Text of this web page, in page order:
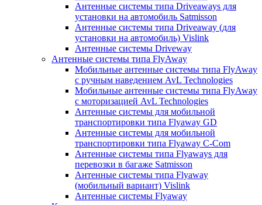
Антенные системы типа Driveaways для
установки на автомобиль Satmisson
Антенные системы типа Driveaway (для
установки на автомобиль) Vislink
Антенные системы Driveway
Антенные системы типа FlyAway
Мобильные антенные системы типа FlyAway
с ручным наведением AvL Technologies
Мобильные антенные системы типа FlyAway
с моторизацией AvL Technologies
Антенные системы для мобильной
транспортировки типа Flyaway GD
Антенные системы для мобильной
транспортировки типа Flyaway C-Com
Антенные системы типа Flyaways для
перевозки в багаже Satmisson
Антенные системы типа Flyaway
(мобильный вариант) Vislink
Антенные системы Flyaway